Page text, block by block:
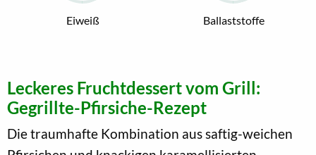
Eiweiß Ballaststoffe
Leckeres Fruchtdessert vom Grill:
Gegrillte-Pfirsiche-Rezept
Die traumhafte Kombination aus saftig-weichen